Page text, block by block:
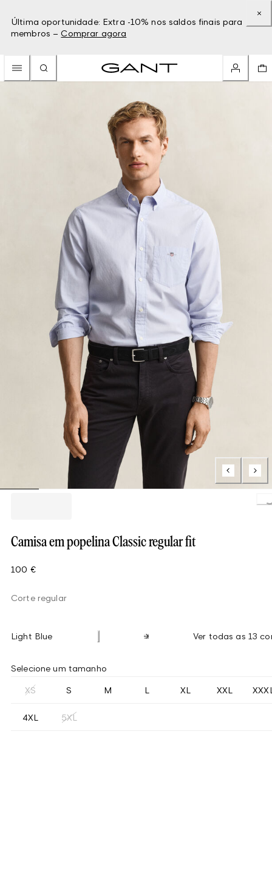
Última oportunidade: Extra -10% nos saldos finais para
membros – Comprar agora
Camisa em popelina Classic regular fit
100 €
Corte regular
Light Blue Ver todas as 13
Selecione um tamanho
XS S M L XL XXL
4XL 5XL